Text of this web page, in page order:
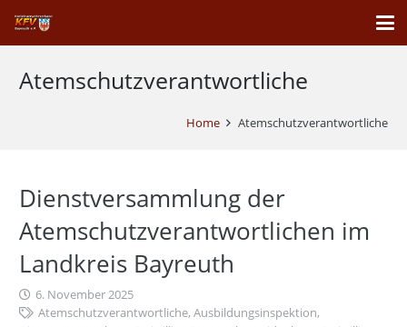
Atemschutzverantwortliche
Home Atemschutzverantwortliche
Dienstversammlung der
Atemschutzverantwortlichen im
Landkreis Bayreuth
6. November 2025
Atemschutzverantwortliche,Ausbildungsinspektion,